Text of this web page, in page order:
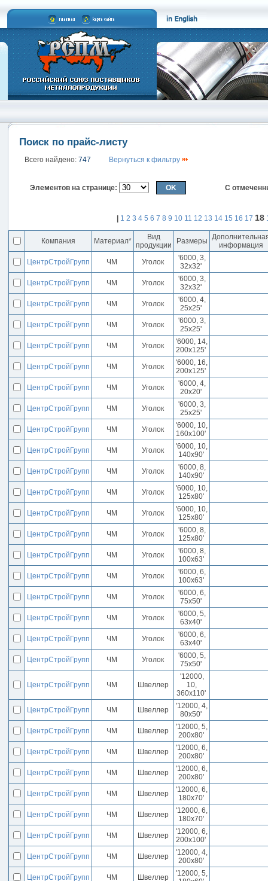
Поиск по прайс-листу
Всего найдено: 747 Вернуться к фильтру
Элементов на странице: С
1 2 3 4 5 6 7 8 9 10 11 12 13 14 15 16 17 18
Компания Материал*
Вид
продукции
Размеры
информация
ЦентрСтройГрупп
ЧМ Уголок
'6000, 3,
32x32'
ЦентрСтройГрупп
ЧМ Уголок
'6000, 3,
32x32'
ЦентрСтройГрупп
ЧМ Уголок
'6000, 4,
25x25'
ЦентрСтройГрупп
ЧМ Уголок
'6000, 3,
25x25'
ЦентрСтройГрупп
ЧМ Уголок
'6000, 14,
200x125'
ЦентрСтройГрупп
ЧМ Уголок
'6000, 16,
200x125'
ЦентрСтройГрупп
ЧМ Уголок
'6000, 4,
20x20'
ЦентрСтройГрупп
ЧМ Уголок
'6000, 3,
25x25'
ЦентрСтройГрупп
ЧМ Уголок
'6000, 10,
160x100'
ЦентрСтройГрупп
ЧМ Уголок
'6000, 10,
140x90'
ЦентрСтройГрупп
ЧМ Уголок
'6000, 8,
140x90'
ЦентрСтройГрупп
ЧМ Уголок
'6000, 10,
125x80'
ЦентрСтройГрупп
ЧМ Уголок
'6000, 10,
125x80'
ЦентрСтройГрупп
ЧМ Уголок
'6000, 8,
125x80'
ЦентрСтройГрупп
ЧМ Уголок
'6000, 8,
100x63'
ЦентрСтройГрупп
ЧМ Уголок
'6000, 6,
100x63'
ЦентрСтройГрупп
ЧМ Уголок
'6000, 6,
75x50'
ЦентрСтройГрупп
ЧМ Уголок
'6000, 5,
63x40'
ЦентрСтройГрупп
ЧМ Уголок
'6000, 6,
63x40'
ЦентрСтройГрупп
ЧМ Уголок
'6000, 5,
75x50'
ЦентрСтройГрупп ЧМ Швеллер
'12000,
10,
360x110'
ЦентрСтройГрупп
ЧМ Швеллер
'12000, 4,
80x50'
ЦентрСтройГрупп
ЧМ Швеллер
'12000, 5,
200x80'
ЦентрСтройГрупп
ЧМ Швеллер
'12000, 6,
200x80'
ЦентрСтройГрупп
ЧМ Швеллер
'12000, 6,
200x80'
ЦентрСтройГрупп
ЧМ Швеллер
'12000, 6,
180x70'
ЦентрСтройГрупп
ЧМ Швеллер
'12000, 6,
180x70'
ЦентрСтройГрупп
ЧМ Швеллер
'12000, 6,
200x100'
ЦентрСтройГрупп
ЧМ Швеллер
'12000, 4,
200x80'
ЦентрСтройГрупп
ЧМ Швеллер
'12000, 5,